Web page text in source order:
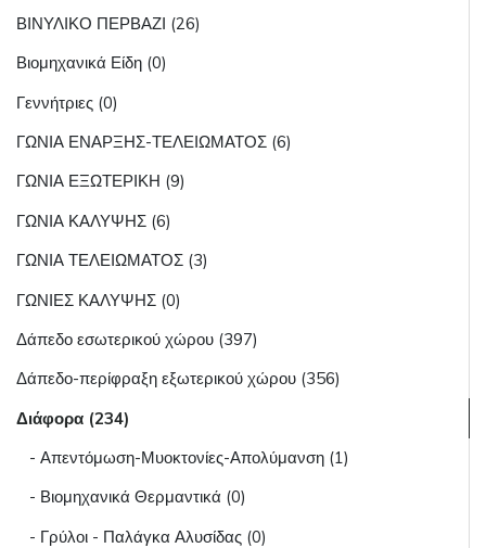
ΒΙΝΥΛΙΚΟ ΠΕΡΒΑΖΙ (26)
Βιομηχανικά Είδη (0)
Γεννήτριες (0)
ΓΩΝΙΑ ΕΝΑΡΞΗΣ-ΤΕΛΕΙΩΜΑΤΟΣ (6)
ΓΩΝΙΑ ΕΞΩΤΕΡΙΚΗ (9)
ΓΩΝΙΑ ΚΑΛΥΨΗΣ (6)
ΓΩΝΙΑ ΤΕΛΕΙΩΜΑΤΟΣ (3)
ΓΩΝΙΕΣ ΚΑΛΥΨΗΣ (0)
Δάπεδο εσωτερικού χώρου (397)
Δάπεδο-περίφραξη εξωτερικού χώρου (356)
Διάφορα (234)
- Απεντόμωση-Μυοκτονίες-Απολύμανση (1)
- Βιομηχανικά Θερμαντικά (0)
- Γρύλοι - Παλάγκα Αλυσίδας (0)